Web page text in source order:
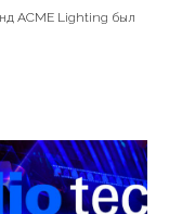
ACME Lighting был